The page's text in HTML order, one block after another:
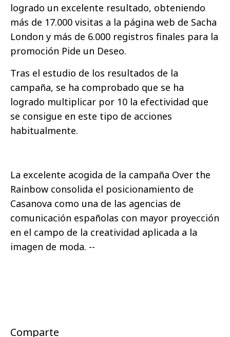
logrado un excelente resultado, obteniendo
más de 17.000 visitas a la página web de Sacha
London y más de 6.000 registros finales para la
promoción Pide un Deseo.
Tras el estudio de los resultados de la
campaña, se ha comprobado que se ha
logrado multiplicar por 10 la efectividad que
se consigue en este tipo de acciones
habitualmente.
La excelente acogida de la campaña Over the
Rainbow consolida el posicionamiento de
Casanova como una de las agencias de
comunicación españolas con mayor proyección
en el campo de la creatividad aplicada a la
imagen de moda. --
Comparte